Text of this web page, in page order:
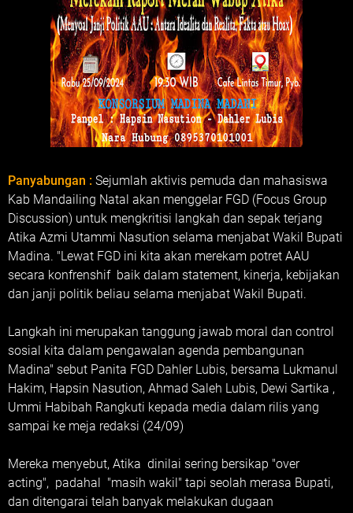
Panyabungan : Sejumlah aktivis pemuda dan mahasiswa
Kab Mandailing Natal akan menggelar FGD (Focus Group
Discussion) untuk mengkritisi langkah dan sepak terjang
Atika Azmi Utammi Nasution selama menjabat Wakil Bupati
Madina. "Lewat FGD ini kita akan merekam potret AAU
secara konfrenshif baik dalam statement, kinerja, kebijakan
dan janji politik beliau selama menjabat Wakil Bupati.
Langkah ini merupakan tanggung jawab moral dan control
sosial kita dalam pengawalan agenda pembangunan
Madina" sebut Panita FGD Dahler Lubis, bersama Lukmanul
Hakim, Hapsin Nasution, Ahmad Saleh Lubis, Dewi Sartika ,
Ummi Habibah Rangkuti kepada media dalam rilis yang
sampai ke meja redaksi (24/09)
Mereka menyebut, Atika dinilai sering bersikap "over
acting", padahal "masih wakil" tapi seolah merasa Bupati,
dan ditengarai telah banyak melakukan dugaan